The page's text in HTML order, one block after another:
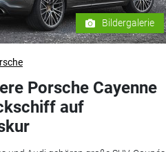
Bildergalerie
Porsche Cayenne
auf